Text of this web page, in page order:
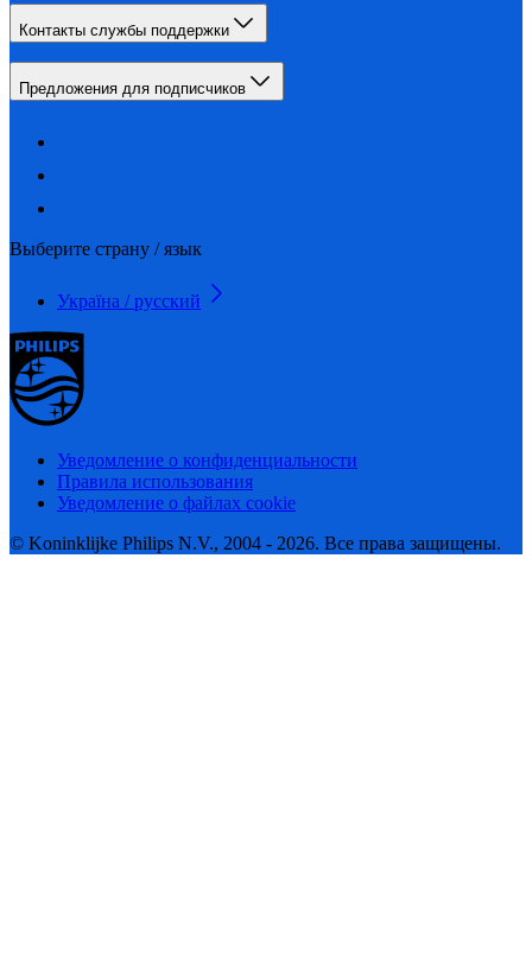
Контакты службы поддержки
Предложения для подписчиков
Выберите страну / язык
Україна / русский
Уведомление о конфиденциальности
Правила использования
Уведомление о файлах cookie
© Koninklijke Philips N.V., 2004 - 2026. Все права защищены.